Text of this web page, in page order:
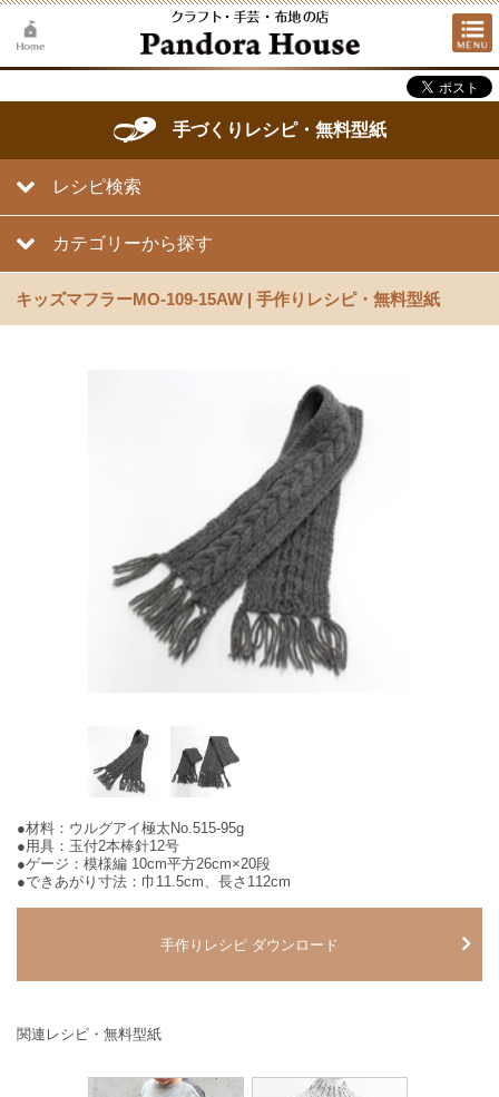
手づくりレシピ・無料型紙
レシピ検索
カテゴリーから探す
キッズマフラーMO-109-15AW | 手作りレシピ・無料型紙
●材料：ウルグアイ極太No.515-95g
●用具：玉付2本棒針12号
●ゲージ：模様編 10cm平方26cm×20段
●できあがり寸法：巾11.5cm、長さ112cm
手作りレシピ ダウンロード
関連レシピ・無料型紙